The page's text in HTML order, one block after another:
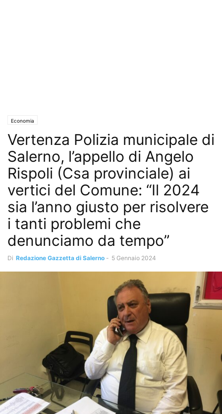
Economia
Vertenza Polizia municipale di
Salerno, l’appello di Angelo
Rispoli (Csa provinciale) ai
vertici del Comune: “Il 2024
sia l’anno giusto per risolvere
i tanti problemi che
denunciamo da tempo”
Di Redazione Gazzetta di Salerno - 5 Gennaio 2024